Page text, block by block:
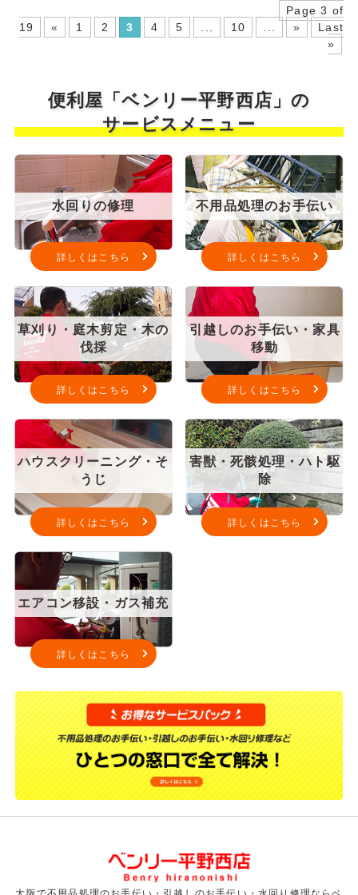
Page 3 of
19
« 1 2 3 4 5 10 »
Last
»
便利屋「ベンリー平野西店」の
サービスメニュー
水回りの修理
詳しくはこちら
不用品処理のお手伝い
詳しくはこちら
草刈り・庭木剪定・木の
伐採
詳しくはこちら
引越しのお手伝い・家具
移動
詳しくはこちら
ハウスクリーニング・そ
うじ
詳しくはこちら
害獣・死骸処理・ハト駆
除
詳しくはこちら
エアコン移設・ガス補充
詳しくはこちら